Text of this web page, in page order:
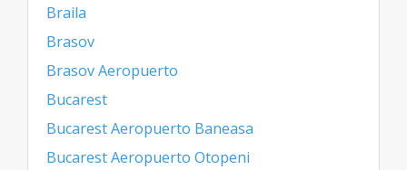
Braila
Brasov
Brasov Aeropuerto
Bucarest
Bucarest Aeropuerto Baneasa
Bucarest Aeropuerto Otopeni